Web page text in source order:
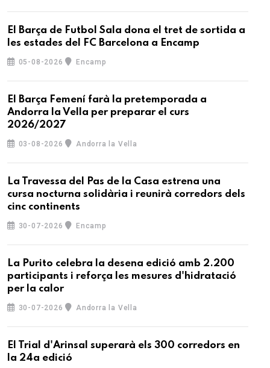
El Barça de Futbol Sala dona el tret de sortida a
les estades del FC Barcelona a Encamp
05-08-2026 Encamp
El Barça Femení farà la pretemporada a
Andorra la Vella per preparar el curs
2026/2027
03-08-2026 Andorra la Vella
La Travessa del Pas de la Casa estrena una
cursa nocturna solidària i reunirà corredors dels
cinc continents
30-07-2026 Encamp
La Purito celebra la desena edició amb 2.200
participants i reforça les mesures d'hidratació
per la calor
30-07-2026 Andorra la Vella
El Trial d'Arinsal superarà els 300 corredors en
la 24a edició